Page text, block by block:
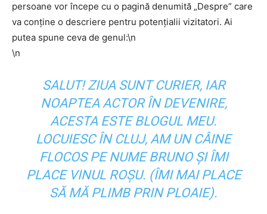
persoane vor începe cu o pagină denumită „Despre” care
va conține o descriere pentru potențialii vizitatori. Ai
putea spune ceva de genul:\n
\n
SALUT! ZIUA SUNT CURIER, IAR
NOAPTEA ACTOR ÎN DEVENIRE,
ACESTA ESTE BLOGUL MEU.
LOCUIESC ÎN CLUJ, AM UN CÂINE
FLOCOS PE NUME BRUNO ȘI ÎMI
PLACE VINUL ROȘU. (ÎMI MAI PLACE
SĂ MĂ PLIMB PRIN PLOAIE).